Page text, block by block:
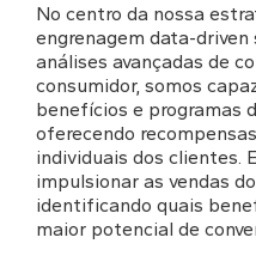
No centro da nossa
engrenagem data-
análises avançadas de
consumidor, somos
benefícios e programas
oferecendo
individuais dos clientes.
impulsionar as vendas
identificando quais
maior potencial de